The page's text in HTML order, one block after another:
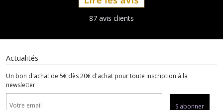
87 avis clients
Actualités
Un bon d'achat de 5€ dès 20€ d'achat pour toute inscription à la
newsletter
S'abonner